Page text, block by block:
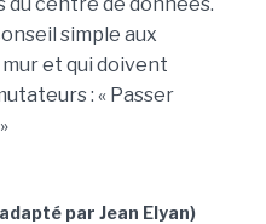
simple aux
et qui doivent
: « Passer
par Jean Elyan)